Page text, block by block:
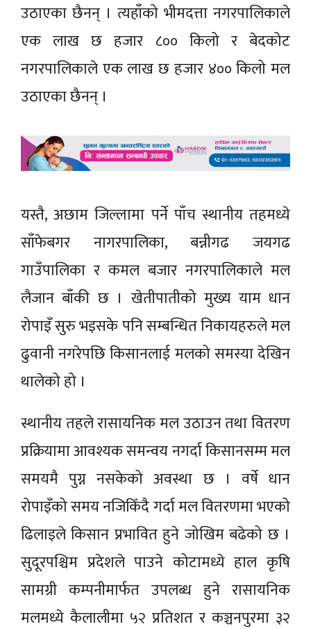
उठाएका छैनन् । त्यहाँको भीमदत्ता नगरपालिकाले
एक लाख छ हजार ८०० किलो र बेदकोट
नगरपालिकाले एक लाख छ हजार ४०० किलो मल
उठाएका छैनन् ।
यस्तै, अछाम जिल्लामा पर्ने पाँच स्थानीय तहमध्ये
साँफेबगर नागरपालिका, बन्नीगढ जयगढ
गाउँपालिका र कमल बजार नगरपालिकाले मल
लैजान बाँकी छ । खेतीपातीको मुख्य याम धान
रोपाइँ सुरु भइसके पनि सम्बन्धित निकायहरुले मल
ढुवानी नगरेपछि किसानलाई मलको समस्या देखिन
थालेको हो ।
स्थानीय तहले रासायनिक मल उठाउन तथा वितरण
प्रक्रियामा आवश्यक समन्वय नगर्दा किसानसम्म मल
समयमै पुग्न नसकेको अवस्था छ । वर्षे धान
रोपाइँको समय नजिकिँदै गर्दा मल वितरणमा भएको
ढिलाइले किसान प्रभावित हुने जोखिम बढेको छ ।
सुदूरपश्चिम प्रदेशले पाउने कोटामध्ये हाल कृषि
सामग्री कम्पनीमार्फत उपलब्ध हुने रासायनिक
मलमध्ये कैलालीमा ५२ प्रतिशत र कञ्चनपुरमा ३२